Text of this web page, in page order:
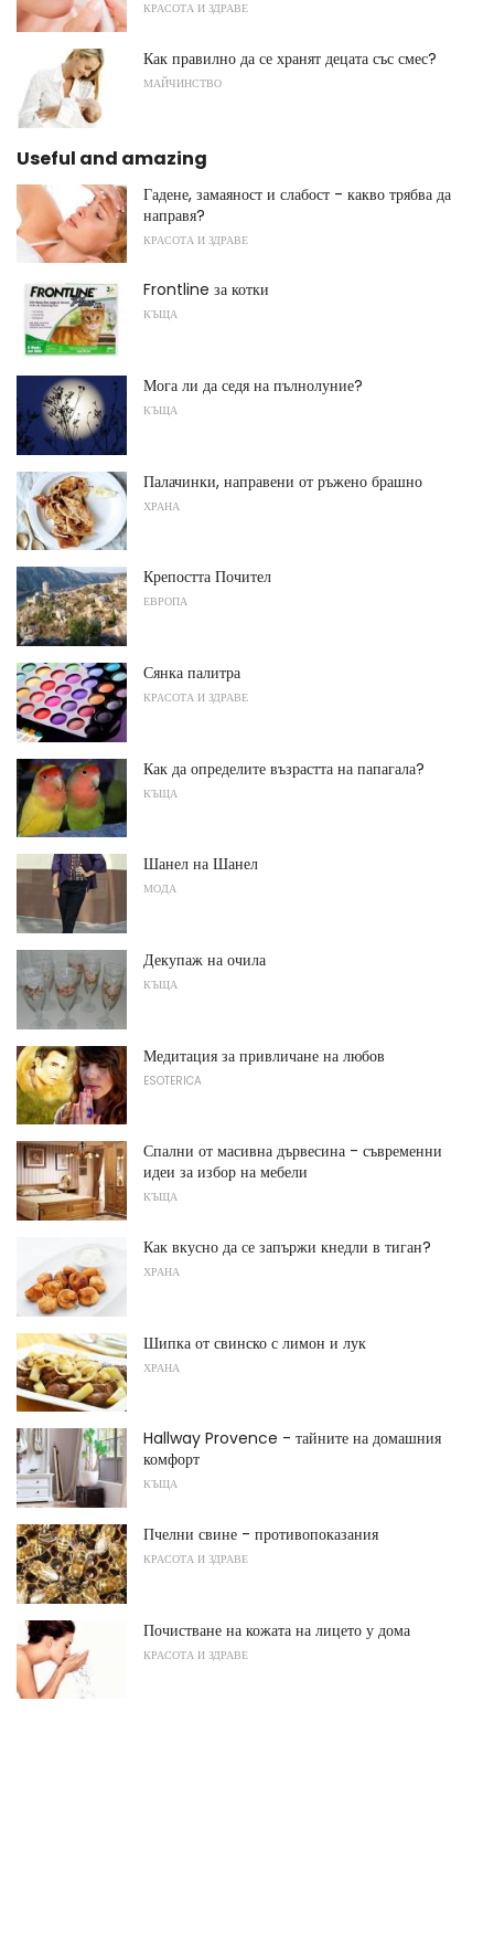
КРАСОТА И ЗДРАВЕ
Как правилно да се хранят децата със смес?
МАЙЧИНСТВО
Useful and amazing
Гадене, замаяност и слабост - какво трябва да
направя?
КРАСОТА И ЗДРАВЕ
Frontline за котки
КЪЩА
Мога ли да седя на пълнолуние?
КЪЩА
Палачинки, направени от ръжено брашно
ХРАНА
Крепостта Почител
ЕВРОПА
Сянка палитра
КРАСОТА И ЗДРАВЕ
Как да определите възрастта на папагала?
КЪЩА
Шанел на Шанел
МОДА
Декупаж на очила
КЪЩА
Медитация за привличане на любов
ESOTERICA
Спални от масивна дървесина - съвременни
идеи за избор на мебели
КЪЩА
Как вкусно да се запържи кнедли в тиган?
ХРАНА
Шипка от свинско с лимон и лук
ХРАНА
Hallway Provence - тайните на домашния
комфорт
КЪЩА
Пчелни свине - противопоказания
КРАСОТА И ЗДРАВЕ
Почистване на кожата на лицето у дома
КРАСОТА И ЗДРАВЕ